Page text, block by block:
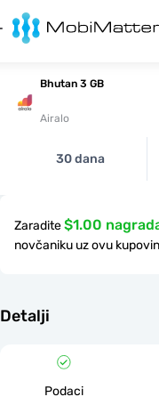
Bhutan 3 GB
Airalo
30 dana
Zaradite$1.00
novčaniku uz ovu
Detalji
Podaci